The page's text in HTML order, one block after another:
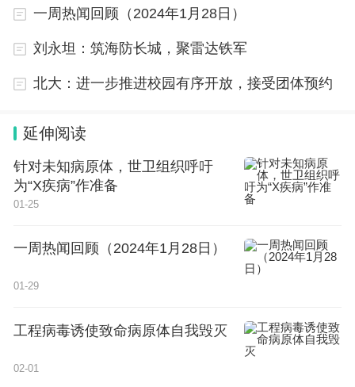
3. 国家知识产权强县建设示范县名单
4. 国家知识产权强县建设试点县名单
2024年1月3日
一周热闻回顾（2024年1月28日）
刘永坦：筑海防长城，聚雷达铁军
北大：进一步推进校园有序开放，接受团体预约
延伸阅读
针对未知病原体，世卫组织呼吁
为“X疾病”作准备
01-25
一周热闻回顾（2024年1月28日）
01-29
工程病毒诱使致命病原体自我毁灭
02-01